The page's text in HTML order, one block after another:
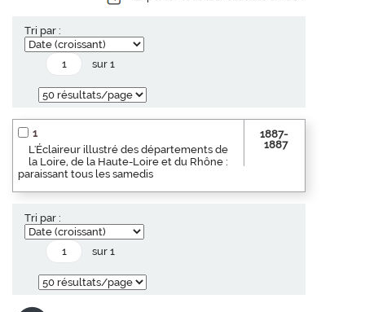
Tri par :
sur 1
1
L'Éclaireur illustré des départements de
la Loire, de la Haute-Loire et du Rhône :
paraissant tous les samedis
1887-
1887
Tri par :
sur 1